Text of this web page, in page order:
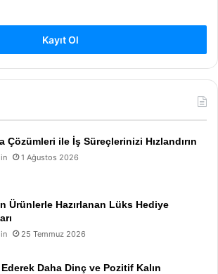
Kayıt Ol
Çözümleri ile İş Süreçlerinizi Hızlandırın
1 Ağustos 2026
Ürünlerle Hazırlanan Lüks Hediye
25 Temmuz 2026
Daha Dinç ve Pozitif Kalın